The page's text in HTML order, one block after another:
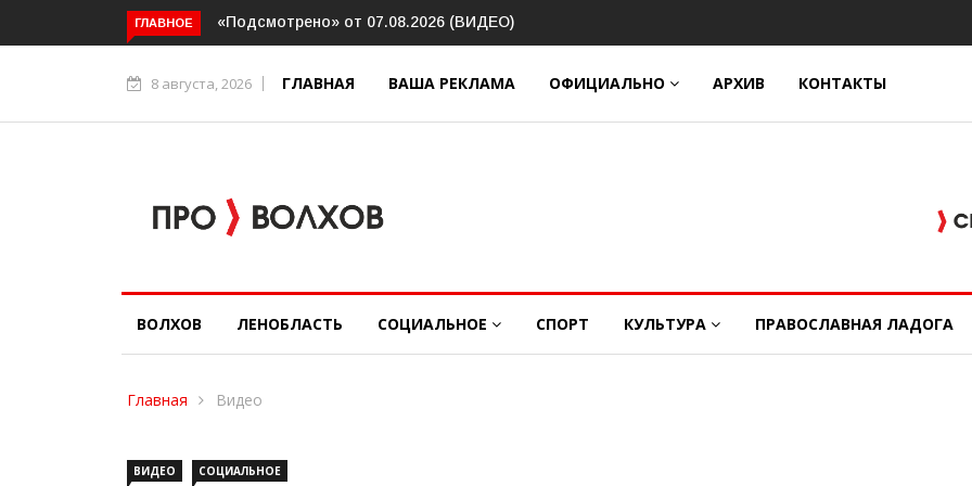
ГЛАВНОЕ
от 07.08.2026 (ВИДЕО)Волховский шлюз отметил вековой
юбилей
8 августа, 2026 ГЛАВНАЯ ВАША РЕКЛАМА ОФИЦИАЛЬНО АРХИВ КОНТАКТЫ
ВОЛХОВ ЛЕНОБЛАСТЬ СОЦИАЛЬНОЕ СПОРТ КУЛЬТУРА ПРАВОСЛАВНАЯ ЛАДОГА
Главная Видео
ВИДЕО СОЦИАЛЬНОЕ